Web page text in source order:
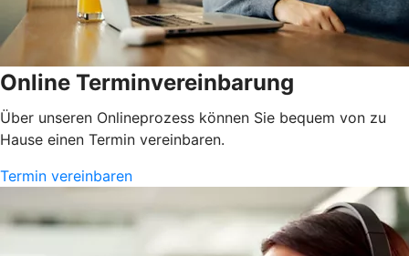
Online Terminvereinbarung
Über unseren Onlineprozess können Sie bequem von zu
Hause einen Termin vereinbaren.
Termin vereinbaren